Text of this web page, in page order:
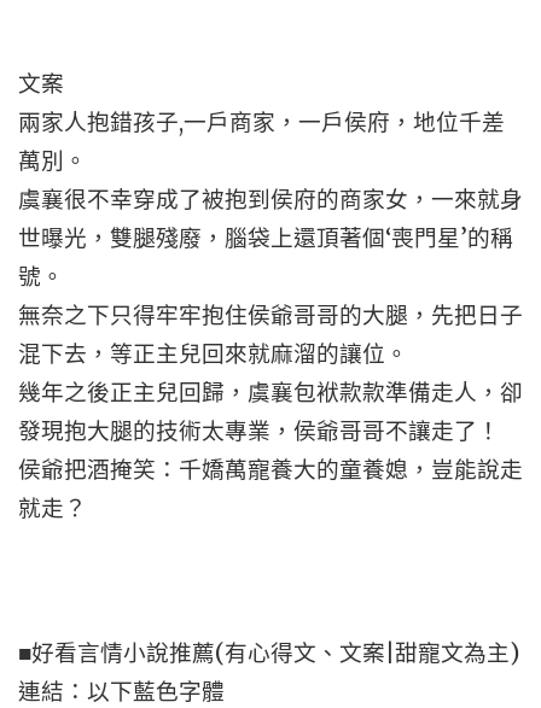
文案
兩家人抱錯孩子,一戶商家，一戶侯府，地位千差
萬別。
虞襄很不幸穿成了被抱到侯府的商家女，一來就身
世曝光，雙腿殘廢，腦袋上還頂著個‘喪門星’的稱
號。
無奈之下只得牢牢抱住侯爺哥哥的大腿，先把日子
混下去，等正主兒回來就麻溜的讓位。
幾年之後正主兒回歸，虞襄包袱款款準備走人，卻
發現抱大腿的技術太專業，侯爺哥哥不讓走了！
侯爺把酒掩笑：千嬌萬寵養大的童養媳，豈能說走
就走？
■好看言情小說推薦(有心得文、文案|甜寵文為主)
連結：以下藍色字體